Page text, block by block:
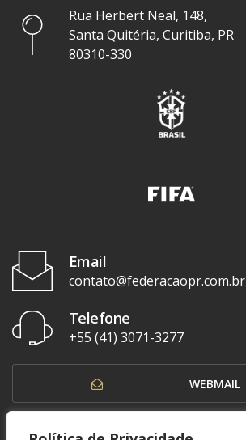
Rua Herbert Neal, 148,
Santa Quitéria, Curitiba, PR
80310-330
Email
contato@federacaopr.com.br
Telefone
+55 (41) 3071-3277
WEBMAIL
OUVIDORIA